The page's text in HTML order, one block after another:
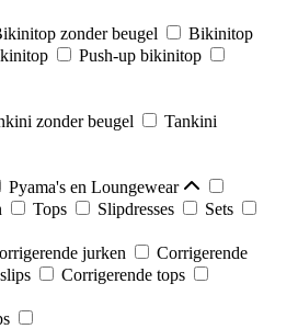
zonder beugel
Bikinitop
Push-up bikinitop
zonder beugel
Tankini
Pyama's en Loungewear
Tops Slipdresses
Sets
jurken
Corrigerende
Corrigerende tops